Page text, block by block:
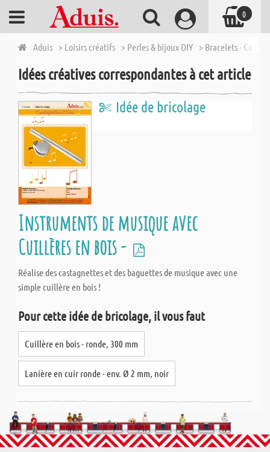
Aduis > Loisirs créatifs > Perles & bijoux DIY > Bracelets -
Idées créatives correspondantes à cet article
Idée de bricolage
Instruments de musique avec
Cuillères en bois -
Réalise des castagnettes et des baguettes de musique avec une
simple cuillère en bois !
Pour cette idée de bricolage, il vous faut
Cuillère en bois - ronde, 300 mm
Lanière en cuir ronde - env. Ø 2 mm, noir
0